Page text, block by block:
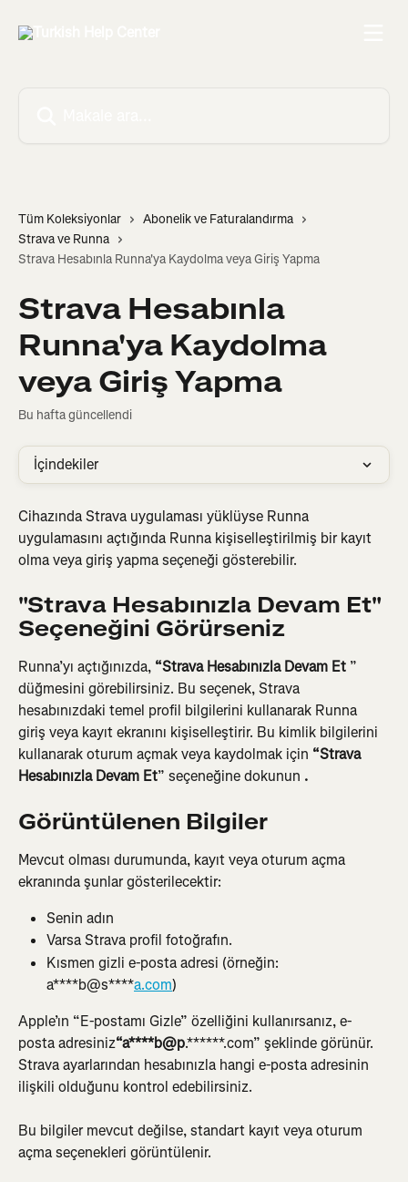
Tüm Koleksiyonlar
Abonelik ve Faturalandırma
Strava ve Runna
Strava Hesabınla Runna'ya Kaydolma veya Giriş Yapma
Strava Hesabınla
Runna'ya Kaydolma
veya Giriş Yapma
Bu hafta güncellendi
İçindekiler
Cihazında Strava uygulaması yüklüyse Runna
uygulamasını açtığında Runna kişiselleştirilmiş bir kayıt
olma veya giriş yapma seçeneği gösterebilir.
"Strava Hesabınızla Devam Et"
Seçeneğini Görürseniz
Runna’yı açtığınızda, “Strava Hesabınızla Devam Et ”
düğmesini görebilirsiniz. Bu seçenek, Strava
hesabınızdaki temel profil bilgilerini kullanarak Runna
giriş veya kayıt ekranını kişiselleştirir. Bu kimlik bilgilerini
kullanarak oturum açmak veya kaydolmak için “Strava
Hesabınızla Devam Et” seçeneğine dokunun .
Görüntülenen Bilgiler
Mevcut olması durumunda, kayıt veya oturum açma
ekranında şunlar gösterilecektir:
Senin adın
Varsa Strava profil fotoğrafın.
Kısmen gizli e-posta adresi (örneğin:
a****b@s****a.com)
Apple’ın “E-postamı Gizle” özelliğini kullanırsanız, e-
posta adresiniz“a****b@p.******.com” şeklinde görünür.
Strava ayarlarından hesabınızla hangi e-posta adresinin
ilişkili olduğunu kontrol edebilirsiniz.
Bu bilgiler mevcut değilse, standart kayıt veya oturum
açma seçenekleri görüntülenir.